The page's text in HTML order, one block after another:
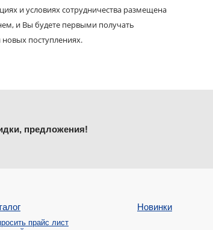
и условиях сотрудничества размещена
и Вы будете первыми получать
поступлениях.
предложения!
прайс лист
Новинки